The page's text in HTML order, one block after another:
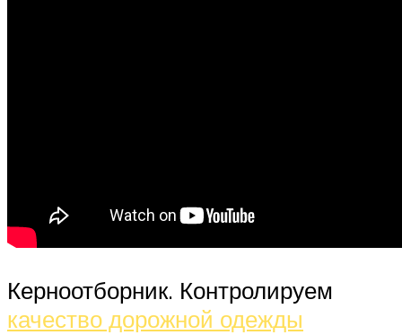
Керноотборник. Контролируем
качество дорожной одежды